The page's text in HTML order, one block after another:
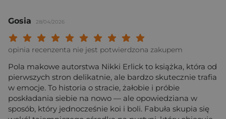
Gosia 28/04/2026
Twoja ocena:
Twoja ocena: Wybitna 9/
Twoja ocena: Rewelacyjna 8/
Twoja ocena: Bardzo dobra 7/10"
Twoja ocena: Dobra 6/10"
Twoja ocena: Przeciętna 5/10"
Twoja ocena: Może być 4/10"
Twoja ocena: Słaba 3/10"
Twoja ocena: Bardzo słaba 2/10"
Twoja ocena: Beznadziejna 1/10"
opinia recenzenta nie jest potwierdzona zakupem
Pola makowe autorstwa Nikki Erlick to książka, która od
pierwszych stron delikatnie, ale bardzo skutecznie trafia
w emocje. To historia o stracie, żałobie i próbie
poskładania siebie na nowo — ale opowiedziana w
sposób, który jednocześnie koi i boli. Fabuła skupia się